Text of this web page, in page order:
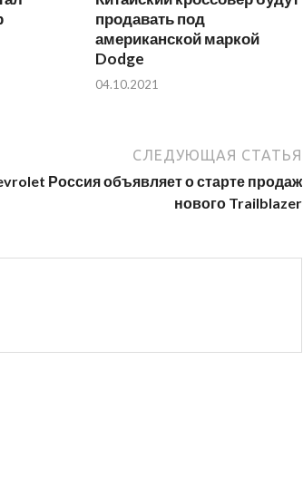
продавать под
американской маркой
Dodge
04.10.2021
СЛЕДУЮЩАЯ СТАТЬЯ
Россия объявляет о старте продаж
нового Trailblazer